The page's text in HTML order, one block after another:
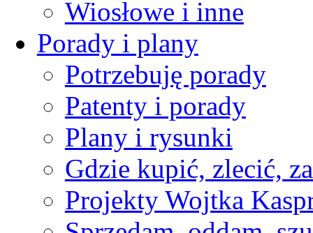
Wiosłowe i inne
Porady i plany
Potrzebuję porady
Patenty i porady
Plany i rysunki
Gdzie kupić, zlecić,
Projekty Wojtka